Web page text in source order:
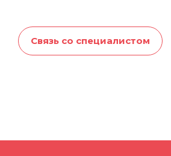
Связь со специалистом